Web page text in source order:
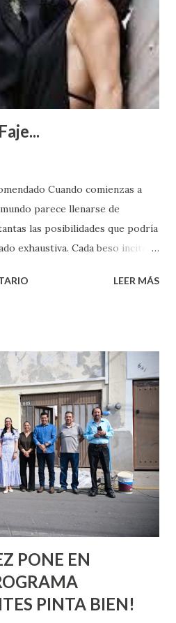
Cuando comienzas a
parece llenarse de
las posibilidades que podría
exhaustiva. Cada beso incita
imaginado. El problema es
deberías saber. Pero incluso
sexuales no son expertos
hay algo nuevo que
que conocer. Si eres una
sexuales, tal vez
y no puedas esperar para
cualquier persona con
es mejor cuando ambas partes
LEER MÁS
PONE EN
PINTA BIEN!